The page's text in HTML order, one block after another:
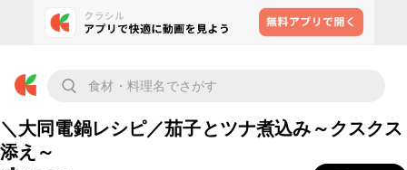
＼大同電鍋レシピ／茄子とツナ煮込み～クスクス
添え～